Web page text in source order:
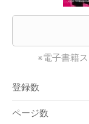
※電子書籍
登録数
ページ数